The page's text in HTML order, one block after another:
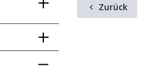
Zurück